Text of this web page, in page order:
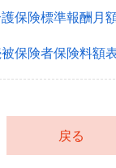
保険標準報酬月
保険者保険料額
戻る